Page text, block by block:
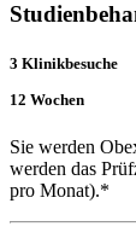
3 Klinikbesuche
12 Wochen
Sie werden
werden das
pro Monat).*